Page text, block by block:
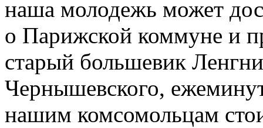
наша молодежь может
о Парижской коммуне и
старый большевик
Чернышевского,
нашим комсомольцам